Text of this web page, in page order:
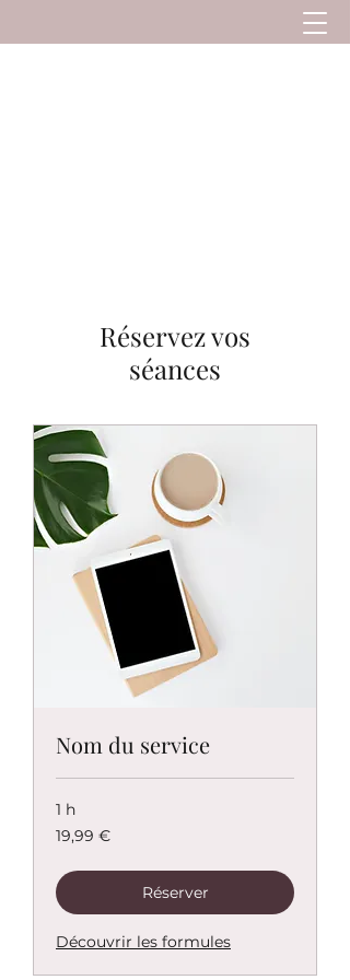
Réservez vos
séances
Nom du service
1 h
19,99
euros
19,99 €
Réserver
Découvrir les formules